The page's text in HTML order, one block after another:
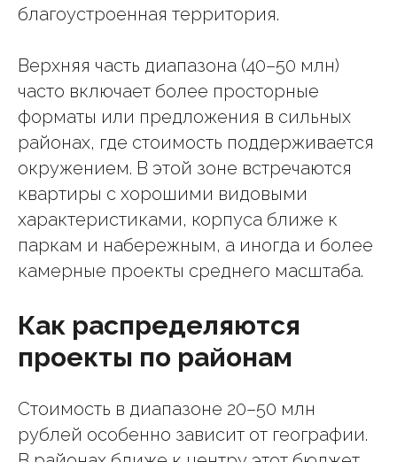
благоустроенная территория.
Верхняя часть диапазона (40–50 млн)
часто включает более просторные
форматы или предложения в сильных
районах, где стоимость поддерживается
окружением. В этой зоне встречаются
квартиры с хорошими видовыми
характеристиками, корпуса ближе к
паркам и набережным, а иногда и более
камерные проекты среднего масштаба.
Как распределяются
проекты по районам
Стоимость в диапазоне 20–50 млн
рублей особенно зависит от географии.